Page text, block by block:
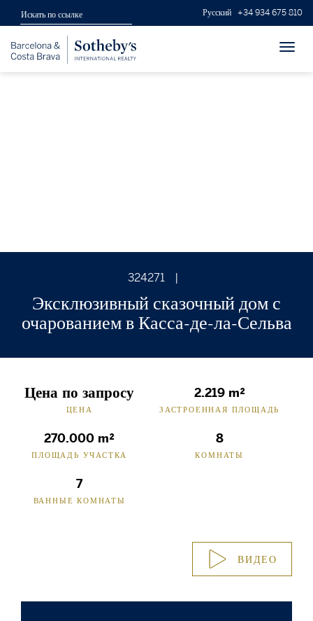
Русский +34 934 675 810
324271
Эксклюзивный сказочный дом с
очарованием в Касса-де-ла-Сельва
Цена по запросу
ЦЕНА
2.219 m²
ЗАСТРОЕННАЯ ПЛОЩАДЬ
270.000 m²
ПЛОЩАДЬ УЧАСТКА
8
КОМНАТЫ
7
ВАННЫЕ КОМНАТЫ
ВИДЕО